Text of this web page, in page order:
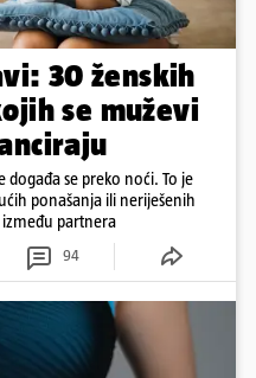
30 ženskih
se muževi
se preko noći. To je
ponašanja ili neriješenih
partnera
94